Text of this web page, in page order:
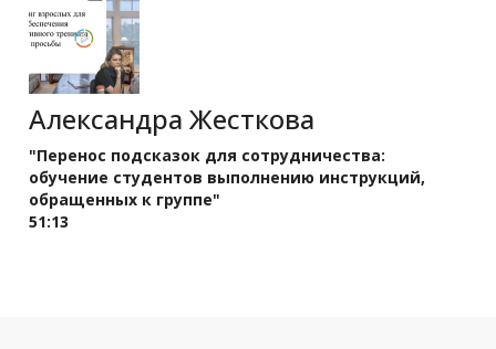
Александра Жесткова
"Перенос подсказок для сотрудничества:
обучение студентов выполнению инструкций,
обращенных к группе"
51:13